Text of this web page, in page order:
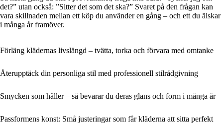
det?” utan också: ”Sitter det som det ska?” Svaret på den frågan kan
vara skillnaden mellan ett köp du använder en gång – och ett du älskar
i många år framöver.
Förläng klädernas livslängd – tvätta, torka och förvara med omtanke
Återupptäck din personliga stil med professionell stilrådgivning
Smycken som håller – så bevarar du deras glans och form i många år
Passformens konst: Små justeringar som får kläderna att sitta perfekt